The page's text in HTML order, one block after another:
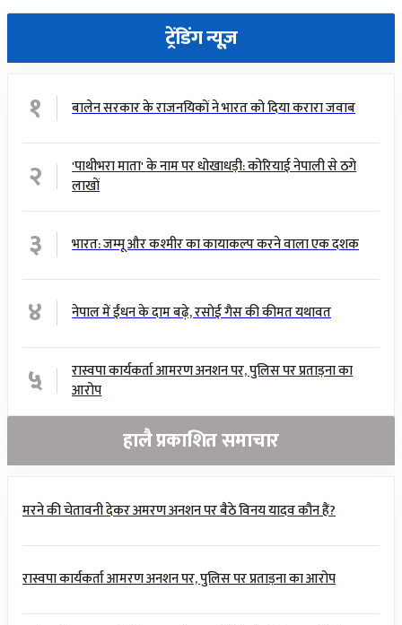
ट्रेंडिंग न्यूज़
१ बालेन सरकार के राजनयिकों ने भारत को दिया करारा जवाब
२
'पाथीभरा माता' के नाम पर धोखाधड़ी: कोरियाई नेपाली से ठगे
लाखों
३ भारत: जम्मू और कश्मीर का कायाकल्प करने वाला एक दशक
४ नेपाल में ईंधन के दाम बढ़े, रसोई गैस की कीमत यथावत
५
रास्वपा कार्यकर्ता आमरण अनशन पर, पुलिस पर प्रताड़ना का
आरोप
हालै प्रकाशित समाचार
मरने की चेतावनी देकर अमरण अनशन पर बैठे विनय यादव कौन हैं?
रास्वपा कार्यकर्ता आमरण अनशन पर, पुलिस पर प्रताड़ना का आरोप